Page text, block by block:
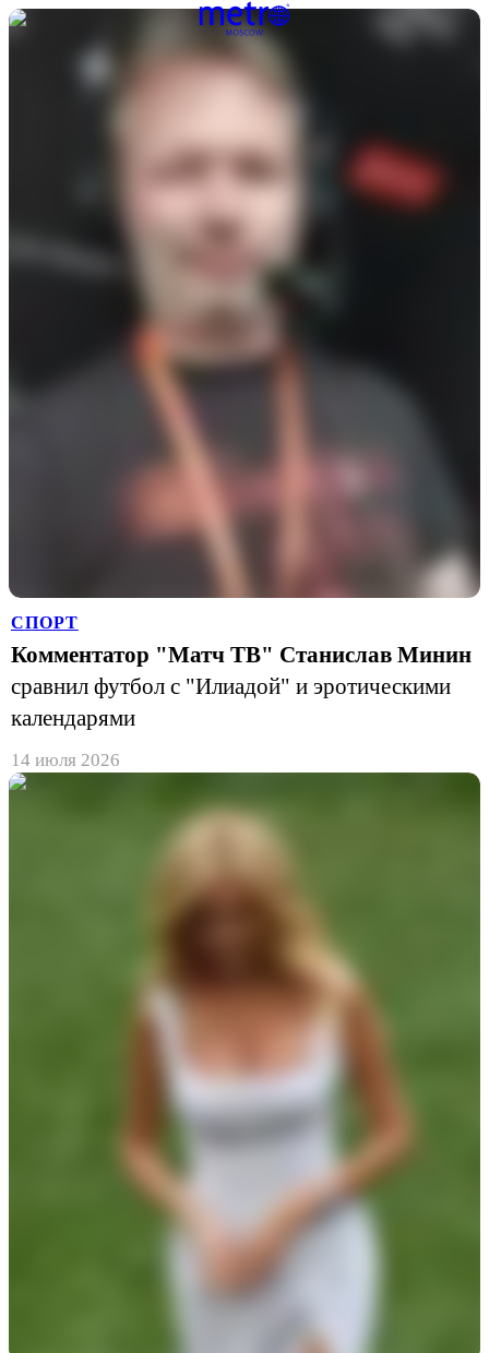
СПОРТ
Комментатор "Матч ТВ" Станислав Минин
сравнил футбол с "Илиадой" и эротическими
календарями
14 июля 2026